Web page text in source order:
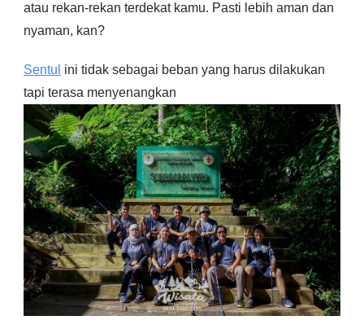
atau rekan-rekan terdekat kamu. Pasti lebih aman dan
nyaman, kan?
Sentul ini tidak sebagai beban yang harus dilakukan
tapi terasa menyenangkan